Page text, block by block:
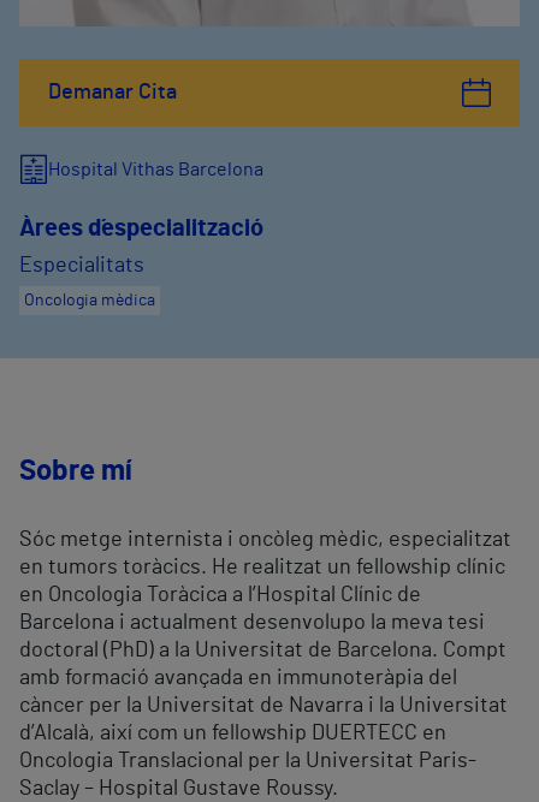
Demanar Cita
Hospital Vithas Barcelona
Àrees d´especialització
Especialitats
Oncologia mèdica
Sobre mí
Sóc metge internista i oncòleg mèdic, especialitzat
en tumors toràcics. He realitzat un fellowship clínic
en Oncologia Toràcica a l’Hospital Clínic de
Barcelona i actualment desenvolupo la meva tesi
doctoral (PhD) a la Universitat de Barcelona. Compt
amb formació avançada en immunoteràpia del
càncer per la Universitat de Navarra i la Universitat
d’Alcalà, així com un fellowship DUERTECC en
Oncologia Translacional per la Universitat Paris-
Saclay – Hospital Gustave Roussy.